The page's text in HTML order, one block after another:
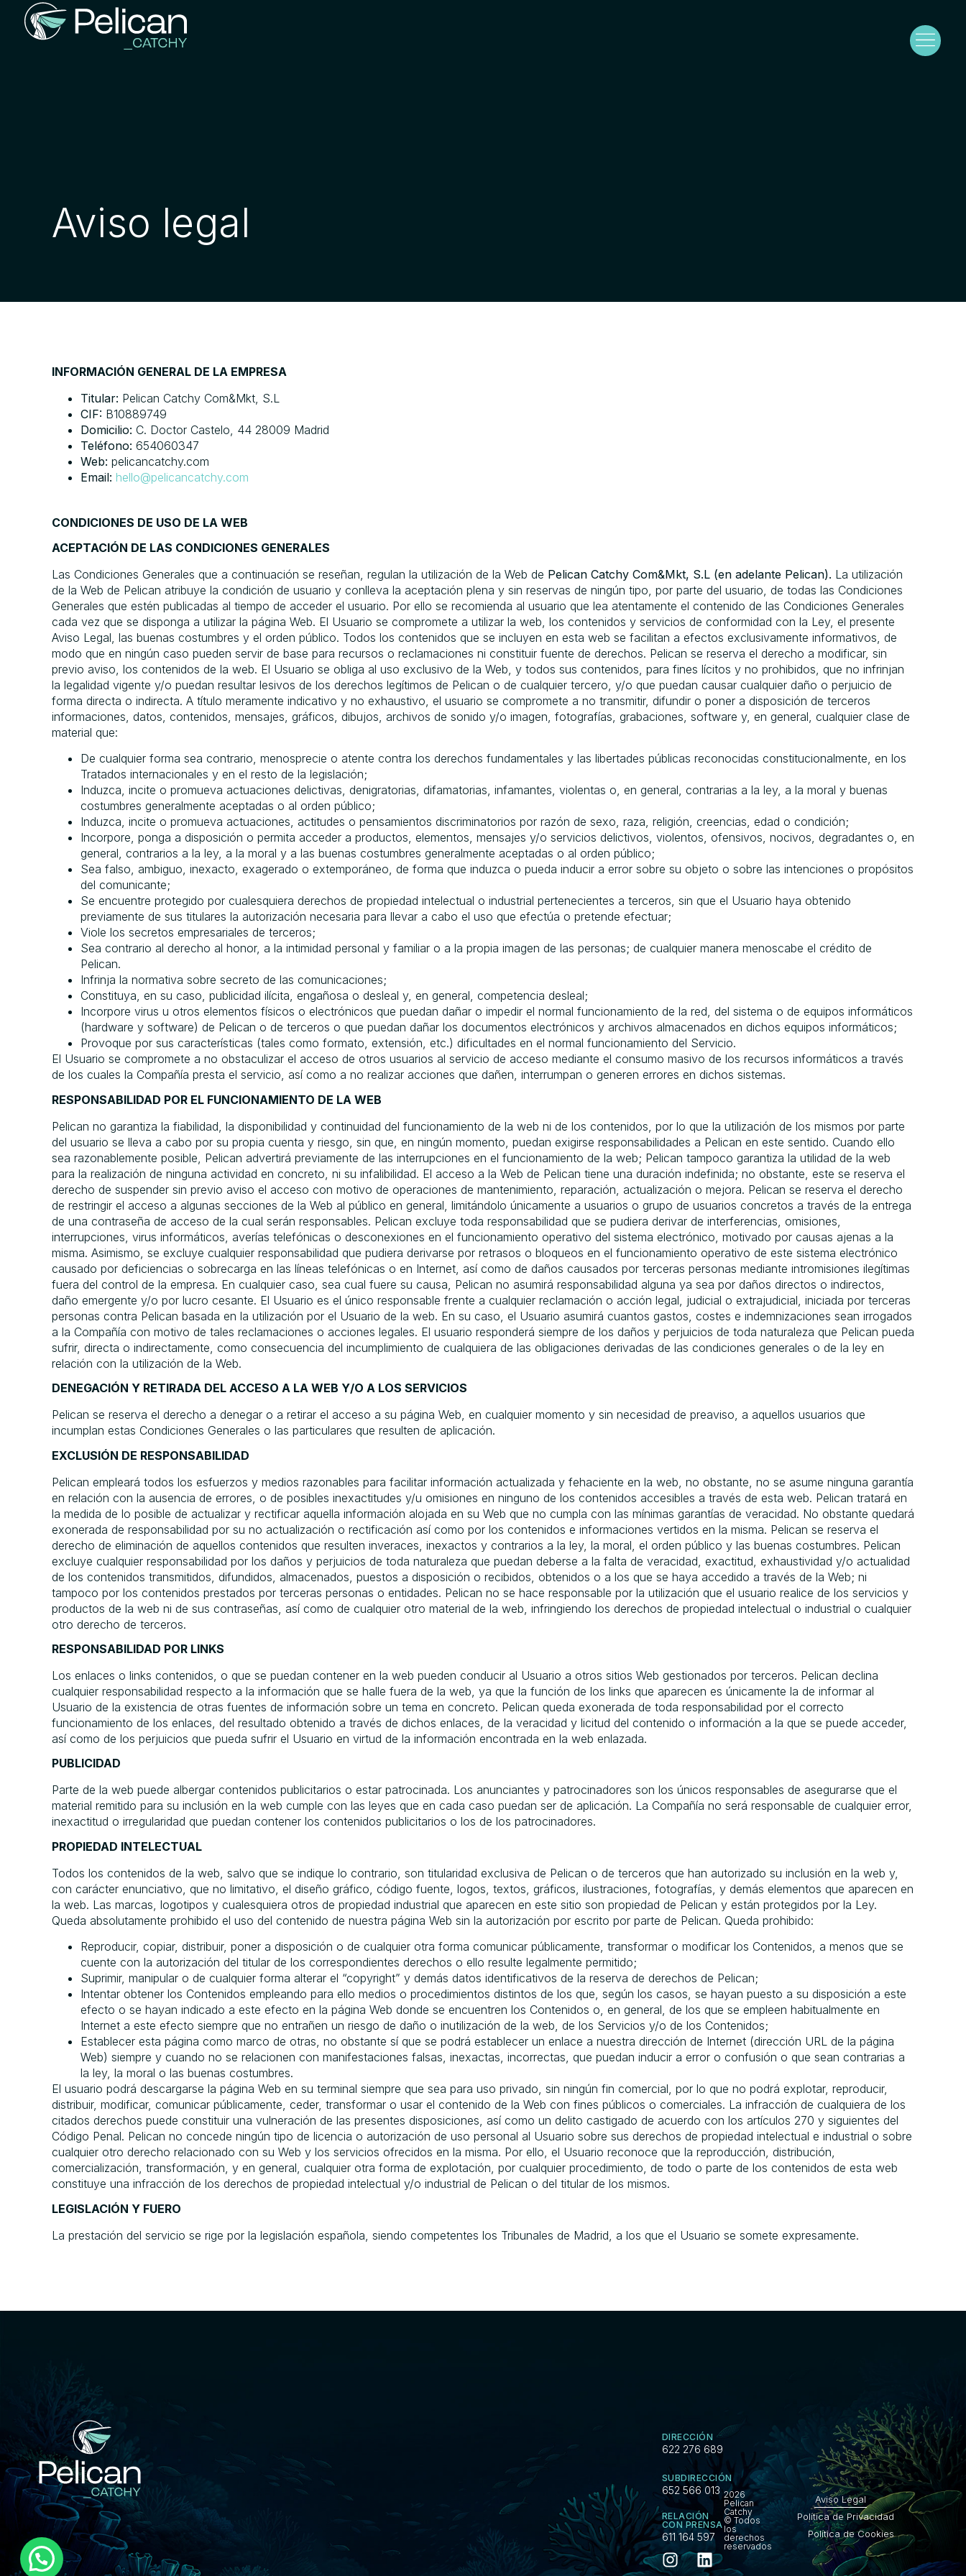
Aviso legal
INFORMACIÓN GENERAL DE LA EMPRESA
Titular: Pelican Catchy Com&Mkt, S.L
CIF: B10889749
Domicilio: C. Doctor Castelo, 44 28009 Madrid
Teléfono: 654060347
Web: pelicancatchy.com
Email: hello@pelicancatchy.com
CONDICIONES DE USO DE LA WEB
ACEPTACIÓN DE LAS CONDICIONES GENERALES
Las Condiciones Generales que a continuación se reseñan, regulan la utilización de la Web de Pelican Catchy Com&Mkt, S.L (en adelante Pelican). La utilización
de la Web de Pelican atribuye la condición de usuario y conlleva la aceptación plena y sin reservas de ningún tipo, por parte del usuario, de todas las Condiciones
Generales que estén publicadas al tiempo de acceder el usuario. Por ello se recomienda al usuario que lea atentamente el contenido de las Condiciones Generales
cada vez que se disponga a utilizar la página Web. El Usuario se compromete a utilizar la web, los contenidos y servicios de conformidad con la Ley, el presente
Aviso Legal, las buenas costumbres y el orden público. Todos los contenidos que se incluyen en esta web se facilitan a efectos exclusivamente informativos, de
modo que en ningún caso pueden servir de base para recursos o reclamaciones ni constituir fuente de derechos. Pelican se reserva el derecho a modificar, sin
previo aviso, los contenidos de la web. El Usuario se obliga al uso exclusivo de la Web, y todos sus contenidos, para fines lícitos y no prohibidos, que no infrinjan
la legalidad vigente y/o puedan resultar lesivos de los derechos legítimos de Pelican o de cualquier tercero, y/o que puedan causar cualquier daño o perjuicio de
forma directa o indirecta. A título meramente indicativo y no exhaustivo, el usuario se compromete a no transmitir, difundir o poner a disposición de terceros
informaciones, datos, contenidos, mensajes, gráficos, dibujos, archivos de sonido y/o imagen, fotografías, grabaciones, software y, en general, cualquier clase de
material que:
De cualquier forma sea contrario, menosprecie o atente contra los derechos fundamentales y las libertades públicas reconocidas constitucionalmente, en los
Tratados internacionales y en el resto de la legislación;
Induzca, incite o promueva actuaciones delictivas, denigratorias, difamatorias, infamantes, violentas o, en general, contrarias a la ley, a la moral y buenas
costumbres generalmente aceptadas o al orden público;
Induzca, incite o promueva actuaciones, actitudes o pensamientos discriminatorios por razón de sexo, raza, religión, creencias, edad o condición;
Incorpore, ponga a disposición o permita acceder a productos, elementos, mensajes y/o servicios delictivos, violentos, ofensivos, nocivos, degradantes o, en
general, contrarios a la ley, a la moral y a las buenas costumbres generalmente aceptadas o al orden público;
Sea falso, ambiguo, inexacto, exagerado o extemporáneo, de forma que induzca o pueda inducir a error sobre su objeto o sobre las intenciones o propósitos
del comunicante;
Se encuentre protegido por cualesquiera derechos de propiedad intelectual o industrial pertenecientes a terceros, sin que el Usuario haya obtenido
previamente de sus titulares la autorización necesaria para llevar a cabo el uso que efectúa o pretende efectuar;
Viole los secretos empresariales de terceros;
Sea contrario al derecho al honor, a la intimidad personal y familiar o a la propia imagen de las personas; de cualquier manera menoscabe el crédito de
Pelican.
Infrinja la normativa sobre secreto de las comunicaciones;
Constituya, en su caso, publicidad ilícita, engañosa o desleal y, en general, competencia desleal;
Incorpore virus u otros elementos físicos o electrónicos que puedan dañar o impedir el normal funcionamiento de la red, del sistema o de equipos informáticos
(hardware y software) de Pelican o de terceros o que puedan dañar los documentos electrónicos y archivos almacenados en dichos equipos informáticos;
Provoque por sus características (tales como formato, extensión, etc.) dificultades en el normal funcionamiento del Servicio.
El Usuario se compromete a no obstaculizar el acceso de otros usuarios al servicio de acceso mediante el consumo masivo de los recursos informáticos a través
de los cuales la Compañía presta el servicio, así como a no realizar acciones que dañen, interrumpan o generen errores en dichos sistemas.
RESPONSABILIDAD POR EL FUNCIONAMIENTO DE LA WEB
Pelican no garantiza la fiabilidad, la disponibilidad y continuidad del funcionamiento de la web ni de los contenidos, por lo que la utilización de los mismos por parte
del usuario se lleva a cabo por su propia cuenta y riesgo, sin que, en ningún momento, puedan exigirse responsabilidades a Pelican en este sentido. Cuando ello
sea razonablemente posible, Pelican advertirá previamente de las interrupciones en el funcionamiento de la web; Pelican tampoco garantiza la utilidad de la web
para la realización de ninguna actividad en concreto, ni su infalibilidad. El acceso a la Web de Pelican tiene una duración indefinida; no obstante, este se reserva el
derecho de suspender sin previo aviso el acceso con motivo de operaciones de mantenimiento, reparación, actualización o mejora. Pelican se reserva el derecho
de restringir el acceso a algunas secciones de la Web al público en general, limitándolo únicamente a usuarios o grupo de usuarios concretos a través de la entrega
de una contraseña de acceso de la cual serán responsables. Pelican excluye toda responsabilidad que se pudiera derivar de interferencias, omisiones,
interrupciones, virus informáticos, averías telefónicas o desconexiones en el funcionamiento operativo del sistema electrónico, motivado por causas ajenas a la
misma. Asimismo, se excluye cualquier responsabilidad que pudiera derivarse por retrasos o bloqueos en el funcionamiento operativo de este sistema electrónico
causado por deficiencias o sobrecarga en las líneas telefónicas o en Internet, así como de daños causados por terceras personas mediante intromisiones ilegítimas
fuera del control de la empresa. En cualquier caso, sea cual fuere su causa, Pelican no asumirá responsabilidad alguna ya sea por daños directos o indirectos,
daño emergente y/o por lucro cesante. El Usuario es el único responsable frente a cualquier reclamación o acción legal, judicial o extrajudicial, iniciada por terceras
personas contra Pelican basada en la utilización por el Usuario de la web. En su caso, el Usuario asumirá cuantos gastos, costes e indemnizaciones sean irrogados
a la Compañía con motivo de tales reclamaciones o acciones legales. El usuario responderá siempre de los daños y perjuicios de toda naturaleza que Pelican pueda
sufrir, directa o indirectamente, como consecuencia del incumplimiento de cualquiera de las obligaciones derivadas de las condiciones generales o de la ley en
relación con la utilización de la Web.
DENEGACIÓN Y RETIRADA DEL ACCESO A LA WEB Y/O A LOS SERVICIOS
Pelican se reserva el derecho a denegar o a retirar el acceso a su página Web, en cualquier momento y sin necesidad de preaviso, a aquellos usuarios que
incumplan estas Condiciones Generales o las particulares que resulten de aplicación.
EXCLUSIÓN DE RESPONSABILIDAD
Pelican empleará todos los esfuerzos y medios razonables para facilitar información actualizada y fehaciente en la web, no obstante, no se asume ninguna garantía
en relación con la ausencia de errores, o de posibles inexactitudes y/u omisiones en ninguno de los contenidos accesibles a través de esta web. Pelican tratará en
la medida de lo posible de actualizar y rectificar aquella información alojada en su Web que no cumpla con las mínimas garantías de veracidad. No obstante quedará
exonerada de responsabilidad por su no actualización o rectificación así como por los contenidos e informaciones vertidos en la misma. Pelican se reserva el
derecho de eliminación de aquellos contenidos que resulten inveraces, inexactos y contrarios a la ley, la moral, el orden público y las buenas costumbres. Pelican
excluye cualquier responsabilidad por los daños y perjuicios de toda naturaleza que puedan deberse a la falta de veracidad, exactitud, exhaustividad y/o actualidad
de los contenidos transmitidos, difundidos, almacenados, puestos a disposición o recibidos, obtenidos o a los que se haya accedido a través de la Web; ni
tampoco por los contenidos prestados por terceras personas o entidades. Pelican no se hace responsable por la utilización que el usuario realice de los servicios y
productos de la web ni de sus contraseñas, así como de cualquier otro material de la web, infringiendo los derechos de propiedad intelectual o industrial o cualquier
otro derecho de terceros.
RESPONSABILIDAD POR LINKS
Los enlaces o links contenidos, o que se puedan contener en la web pueden conducir al Usuario a otros sitios Web gestionados por terceros. Pelican declina
cualquier responsabilidad respecto a la información que se halle fuera de la web, ya que la función de los links que aparecen es únicamente la de informar al
Usuario de la existencia de otras fuentes de información sobre un tema en concreto. Pelican queda exonerada de toda responsabilidad por el correcto
funcionamiento de los enlaces, del resultado obtenido a través de dichos enlaces, de la veracidad y licitud del contenido o información a la que se puede acceder,
así como de los perjuicios que pueda sufrir el Usuario en virtud de la información encontrada en la web enlazada.
PUBLICIDAD
Parte de la web puede albergar contenidos publicitarios o estar patrocinada. Los anunciantes y patrocinadores son los únicos responsables de asegurarse que el
material remitido para su inclusión en la web cumple con las leyes que en cada caso puedan ser de aplicación. La Compañía no será responsable de cualquier error,
inexactitud o irregularidad que puedan contener los contenidos publicitarios o los de los patrocinadores.
PROPIEDAD INTELECTUAL
Todos los contenidos de la web, salvo que se indique lo contrario, son titularidad exclusiva de Pelican o de terceros que han autorizado su inclusión en la web y,
con carácter enunciativo, que no limitativo, el diseño gráfico, código fuente, logos, textos, gráficos, ilustraciones, fotografías, y demás elementos que aparecen en
la web. Las marcas, logotipos y cualesquiera otros de propiedad industrial que aparecen en este sitio son propiedad de Pelican y están protegidos por la Ley.
Queda absolutamente prohibido el uso del contenido de nuestra página Web sin la autorización por escrito por parte de Pelican. Queda prohibido:
Reproducir, copiar, distribuir, poner a disposición o de cualquier otra forma comunicar públicamente, transformar o modificar los Contenidos, a menos que se
cuente con la autorización del titular de los correspondientes derechos o ello resulte legalmente permitido;
Suprimir, manipular o de cualquier forma alterar el “copyright” y demás datos identificativos de la reserva de derechos de Pelican;
Intentar obtener los Contenidos empleando para ello medios o procedimientos distintos de los que, según los casos, se hayan puesto a su disposición a este
efecto o se hayan indicado a este efecto en la página Web donde se encuentren los Contenidos o, en general, de los que se empleen habitualmente en
Internet a este efecto siempre que no entrañen un riesgo de daño o inutilización de la web, de los Servicios y/o de los Contenidos;
Establecer esta página como marco de otras, no obstante sí que se podrá establecer un enlace a nuestra dirección de Internet (dirección URL de la página
Web) siempre y cuando no se relacionen con manifestaciones falsas, inexactas, incorrectas, que puedan inducir a error o confusión o que sean contrarias a
la ley, la moral o las buenas costumbres.
El usuario podrá descargarse la página Web en su terminal siempre que sea para uso privado, sin ningún fin comercial, por lo que no podrá explotar, reproducir,
distribuir, modificar, comunicar públicamente, ceder, transformar o usar el contenido de la Web con fines públicos o comerciales. La infracción de cualquiera de los
citados derechos puede constituir una vulneración de las presentes disposiciones, así como un delito castigado de acuerdo con los artículos 270 y siguientes del
Código Penal. Pelican no concede ningún tipo de licencia o autorización de uso personal al Usuario sobre sus derechos de propiedad intelectual e industrial o sobre
cualquier otro derecho relacionado con su Web y los servicios ofrecidos en la misma. Por ello, el Usuario reconoce que la reproducción, distribución,
comercialización, transformación, y en general, cualquier otra forma de explotación, por cualquier procedimiento, de todo o parte de los contenidos de esta web
constituye una infracción de los derechos de propiedad intelectual y/o industrial de Pelican o del titular de los mismos.
LEGISLACIÓN Y FUERO
La prestación del servicio se rige por la legislación española, siendo competentes los Tribunales de Madrid, a los que el Usuario se somete expresamente.
DIRECCIÓN
622 276 689
SUBDIRECCIÓN
652 566 013
RELACIÓN
CON PRENSA
611 164 597
2026
Pelican
Catchy
© Todos
los
derechos
reservados
Aviso Legal
Política de Privacidad
Política de Cookies